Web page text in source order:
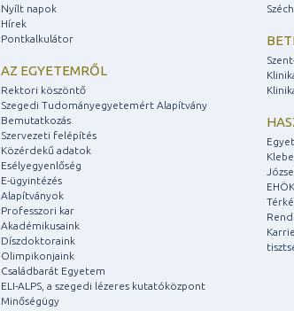
Nyílt napok
Hírek
Pontkalkulátor
AZ EGYETEMRŐL
Rektori köszöntő
Szegedi Tudományegyetemért Alapítvány
Bemutatkozás
Szervezeti felépítés
Közérdekű adatok
Esélyegyenlőség
E-ügyintézés
Alapítványok
Professzori kar
Akadémikusaink
Díszdoktoraink
Olimpikonjaink
Családbarát Egyetem
ELI-ALPS, a szegedi lézeres kutatóközpont
Minőségügy
EHÖK